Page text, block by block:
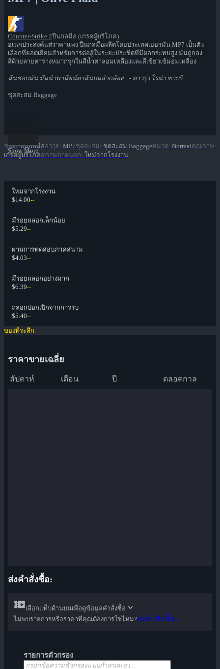
Counter-Strike 2ปืนกลมือ (เกรดผู้บริโภค)
อเนกประสงค์แต่ราคาแพง ปืนกลมือผลิตโดยประเทศเยอรมัน MP7 เป็นตัว
เลือกที่ยอดเยี่ยมสำหรับการต่อสู้ในระยะประชิดที่มีผลกระทบสูง มันถูกลง
สีด้วยลายตารางหมากรุกในสีน้ำตาลอมเหลืองและสีเขียวเข้มอมเหลือง
ฉันชอบมัน มันนำพานัยน์ตาฉันบนลำกล้อง... - ดาวรุ่ง โรน่า ซาบรี
ชุดสะสม Baggage
Show More
ชนิด: ปืนกลมืออาวุธ: MP7ชุดสะสม : ชุดสะสม Baggageหมวด: Normalคุณภาพ:
เกรดผู้บริโภคสภาพภายนอก: ใหม่จากโรงงาน
ใหม่จากโรงงาน
$14.00--
มีรอยถลอกเล็กน้อย
$5.29--
ผ่านการทดสอบภาคสนาม
$4.03--
มีรอยถลอกอย่างมาก
$6.39--
ถลอกปอกเปิกจากการรบ
$5.40--
ของที่ระลึก
ราคาขายเฉลี่ย
สัปดาห์ เดือน ปี ตลอดกาล
ส่งคำสั่งซื้อ:
เลือกแท็บด้านบนเพื่อดูข้อมูลคำสั่งซื้อ
ไม่พบรายการหรือราคาที่คุณต้องการใช่ไหม?ส่งคำสั่งซื้อ...
รายการตัวกรอง